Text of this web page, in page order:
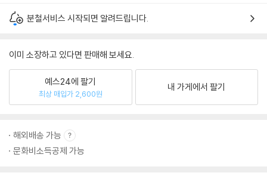
분철서비스 시작되면 알려드립니다.
이미 소장하고 있다면 판매해 보세요.
예스24에 팔기
최상 매입가 2,600원
내 가게에서 팔기
해외배송 가능
문화비소득공제 가능